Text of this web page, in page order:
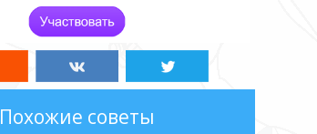
Похожие советы